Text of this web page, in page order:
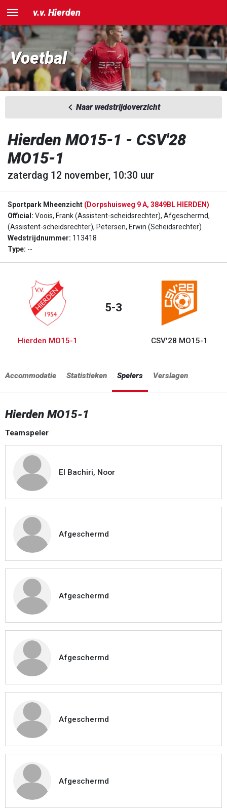
v.v. Hierden
Voetbal
Naar wedstrijdoverzicht
Hierden MO15-1 - CSV'28
MO15-1
zaterdag 12 november, 10:30 uur
Sportpark Mheenzicht (Dorpshuisweg 9 A, 3849BL HIERDEN)
Official: Voois, Frank (Assistent-scheidsrechter), Afgeschermd,
(Assistent-scheidsrechter), Petersen, Erwin (Scheidsrechter)
Wedstrijdnummer: 113418
Type: --
Hierden MO15-1
5-3
CSV'28 MO15-1
Accommodatie Statistieken Spelers Verslagen
Hierden MO15-1
Teamspeler
El Bachiri, Noor
Afgeschermd
Afgeschermd
Afgeschermd
Afgeschermd
Afgeschermd